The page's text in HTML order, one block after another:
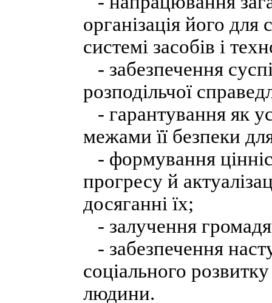
організація його
системі засобів і
- забезпечення
розподільчої
- гарантування як
межами її безпеки
- формування
прогресу й
досяганні їх;
- залучення
- забезпечення
соціального
людини.